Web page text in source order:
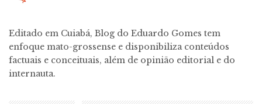
Editado em Cuiabá, Blog do Eduardo Gomes tem
enfoque mato-grossense e disponibiliza conteúdos
factuais e conceituais, além de opinião editorial e do
internauta.